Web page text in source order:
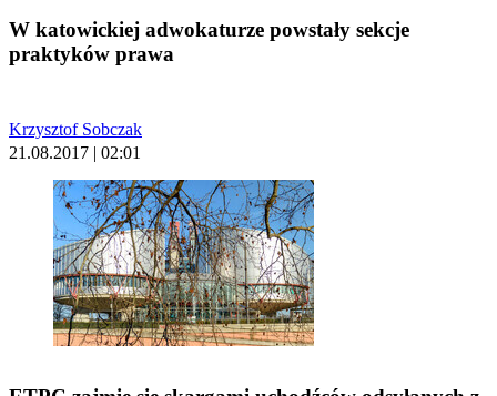
W katowickiej adwokaturze powstały sekcje
praktyków prawa
Krzysztof Sobczak
21.08.2017 | 02:01